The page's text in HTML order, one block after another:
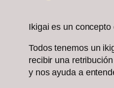
Ikigai es un
Todos tenemos un
recibir una
y nos ayuda a